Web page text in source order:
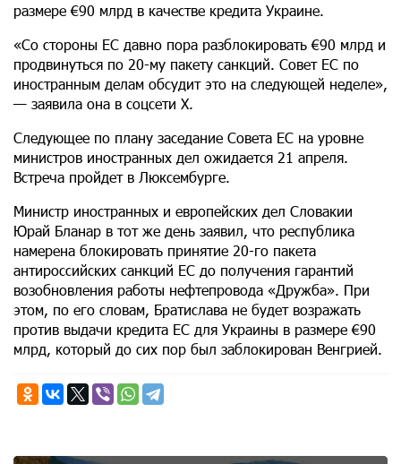
размере €90 млрд в качестве кредита Украине.
«Со стороны ЕС давно пора разблокировать €90 млрд и
продвинуться по 20-му пакету санкций. Совет ЕС по
иностранным делам обсудит это на следующей неделе»,
— заявила она в соцсети Х.
Следующее по плану заседание Совета ЕС на уровне
министров иностранных дел ожидается 21 апреля.
Встреча пройдет в Люксембурге.
Министр иностранных и европейских дел Словакии
Юрай Бланар в тот же день заявил, что республика
намерена блокировать принятие 20-го пакета
антироссийских санкций ЕС до получения гарантий
возобновления работы нефтепровода «Дружба». При
этом, по его словам, Братислава не будет возражать
против выдачи кредита ЕС для Украины в размере €90
млрд, который до сих пор был заблокирован Венгрией.